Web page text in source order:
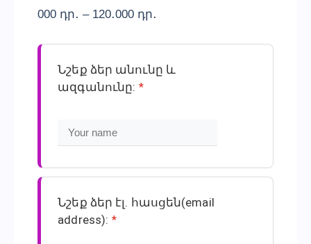
000 դր․ – 120․000 դր․
Նշեք ձեր անունը և
ազգանունը: *
Նշեք ձեր էլ․ հասցեն(email
address): *